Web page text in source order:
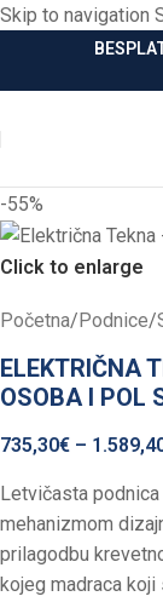
Skip to navigation
-55%
Click to enlarge
Početna/ Podnice/
ELEKTRIČNA
OSOBA I POL
735,30€ –
Letvičasta
mehanizmom
prilagodbu
kojeg madraca